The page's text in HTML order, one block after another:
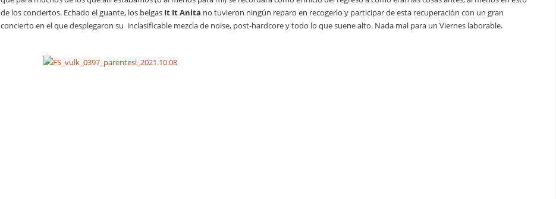
de los conciertos. Echado el guante, los belgas It It Anita no tuvieron ningún reparo en recogerlo y participar de esta recuperación con un gran
concierto en el que desplegaron su inclasificable mezcla de noise, post-hardcore y todo lo que suene alto. Nada mal para un Viernes laborable.